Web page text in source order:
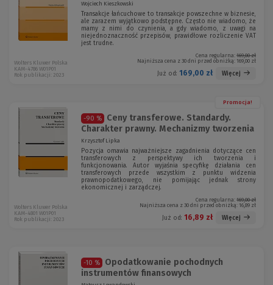
Wojciech Kieszkowski
Transakcje łańcuchowe to transakcje powszechne w biznesie,
ale zarazem wyjątkowo podstępne. Często nie wiadomo, że
mamy z nimi do czynienia, a gdy wiadomo, z uwagi na
niejednoznaczność przepisów, prawidłowe rozliczenie VAT
jest trudne.
Cena regularna: 169,00 zł
Najniższa cena z 30 dni przed obniżką: 169,00 zł
Już od: 169,00 zł Więcej
Wolters Kluwer Polska
KAM-4786 W01P01
Rok publikacji: 2023
Promocja!
-90 %
Ceny transferowe. Standardy.
Charakter prawny. Mechanizmy tworzenia
Krzysztof Lipka
Pozycja omawia najważniejsze zagadnienia dotyczące cen
transferowych z perspektywy ich tworzenia i
funkcjonowania. Autor wyjaśnia specyfikę działania cen
transferowych przede wszystkim z punktu widzenia
prawnopodatkowego, nie pomijając jednak strony
ekonomicznej i zarządczej.
Cena regularna: 169,00 zł
Najniższa cena z 30 dni przed obniżką: 16,89 zł
Już od: 16,89 zł Więcej
Wolters Kluwer Polska
KAM-4801 W01P01
Rok publikacji: 2023
-10 %
Opodatkowanie pochodnych
instrumentów finansowych